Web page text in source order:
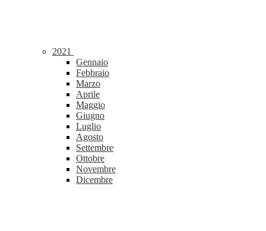
2021
Gennaio
Febbraio
Marzo
Aprile
Maggio
Giugno
Luglio
Agosto
Settembre
Ottobre
Novembre
Dicembre